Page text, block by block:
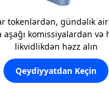
tokenlərdən, gündəlik
aşağı komissiyalardan və
likvidlikdən həzz alın
Qeydiyyatdan Keçin